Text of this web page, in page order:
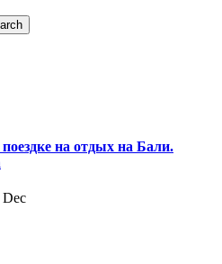
на отдых на Бали.
Dec